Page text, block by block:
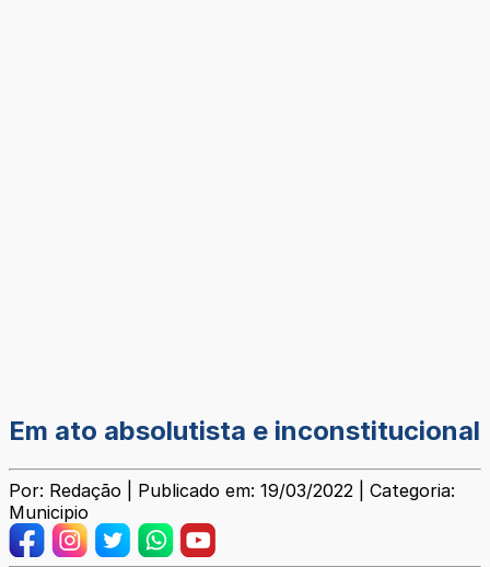
Em ato absolutista e inconstitucional
Por: Redação | Publicado em: 19/03/2022 | Categoria:
Municipio